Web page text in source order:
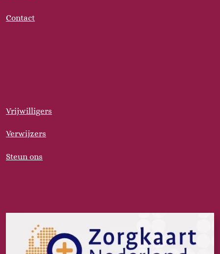
Contact
Vrijwilligers
Verwijzers
Steun ons